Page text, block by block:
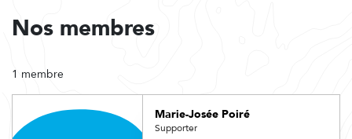
Nos membres
1 membre
Marie-Josée Poiré
Supporter